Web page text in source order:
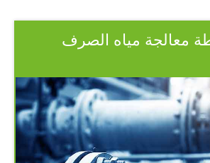
معالجة مياه الصرف